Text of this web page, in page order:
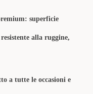
superficie
alla ruggine,
a tutte le occasioni e